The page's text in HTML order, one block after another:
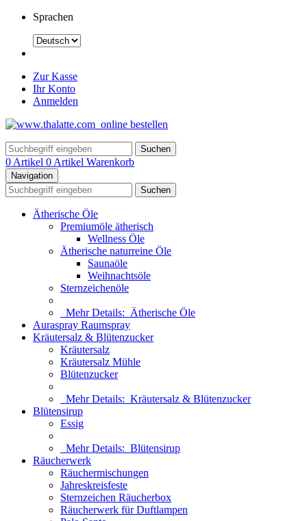
Sprachen
Zur Kasse
Ihr Konto
Anmelden
Suchen
0 Artikel 0 Artikel Warenkorb
Navigation
Suchen
Ätherische Öle
Premiumöle ätherisch
Wellness Öle
Ätherische naturreine Öle
Saunaöle
Weihnachtsöle
Sternzeichenöle
Mehr Details: Ätherische Öle
Auraspray Raumspray
Kräutersalz & Blütenzucker
Kräutersalz
Kräutersalz Mühle
Blütenzucker
Mehr Details: Kräutersalz & Blütenzucker
Blütensirup
Essig
Mehr Details: Blütensirup
Räucherwerk
Räuchermischungen
Jahreskreisfeste
Sternzeichen Räucherbox
Räucherwerk für Duftlampen